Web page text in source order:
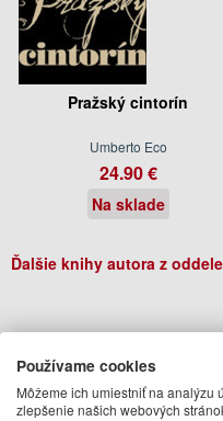
Pražský cintorín
Umberto Eco
24.90 €
Na sklade
Ďalšie knihy autora z
Používame cookies
Môžeme ich umiestniť na analýzu
zlepšenie našich webových